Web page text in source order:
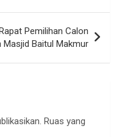
Pemilihan Calon
Masjid Baitul Makmur
Ruas yang